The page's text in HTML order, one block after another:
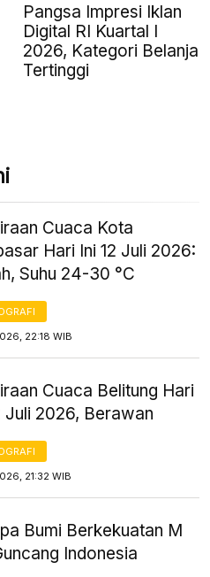
Pangsa Impresi Iklan
Digital RI Kuartal I
2026, Kategori Belanja
Tertinggi
Cuaca Kota
Hari Ini 12 Juli 2026:
Suhu 24-30 °C
22:18 WIB
Cuaca Belitung Hari
Juli 2026, Berawan
21:32 WIB
Bumi Berkekuatan M
Indonesia